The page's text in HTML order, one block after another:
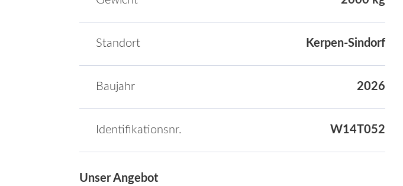
Standort Kerpen-Sindorf
Baujahr 2026
Identifikationsnr. W14T052
Unser Angebot